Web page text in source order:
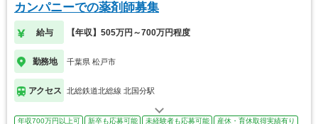
カンパニーでの薬剤師募集
給与 【年収】505万円～700万円程度
勤務地 千葉県 松戸市
アクセス 北総鉄道北総線 北国分駅
年収700万円以上可 新卒も応募可能 未経験者も応募可能 産休・育休取得実績有り